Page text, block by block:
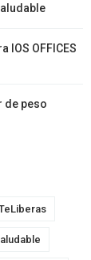
IOS OFFICES
de peso